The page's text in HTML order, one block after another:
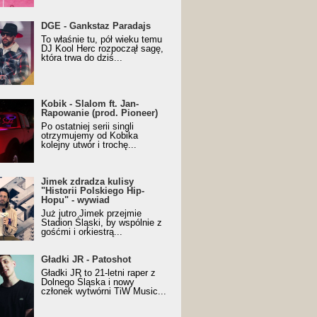
z nagrodą za
Trueschoolowy
Roku (Popkillery 2023)
DGE - Gankstaz Paradajs
To właśnie tu, pół wieku temu
DJ Kool Herc rozpoczął sagę,
która trwa do dziś...
- Slalom ft. Jan-
(prod. Pioneer)
Music Visualiser]
Kobik - Slalom ft. Jan-
Rapowanie (prod. Pioneer)
Po ostatniej serii singli
otrzymujemy od Kobika
kolejny utwór i trochę...
zdradza kulisy "Historii
Hip-Hopu" - wywiad
Jimek zdradza kulisy
"Historii Polskiego Hip-
Hopu" - wywiad
Już jutro Jimek przejmie
Stadion Śląski, by wspólnie z
gośćmi i orkiestrą...
JR - Patoshot
Gładki JR - Patoshot
Gładki JR to 21-letni raper z
Dolnego Śląska i nowy
członek wytwórni TiW Music...